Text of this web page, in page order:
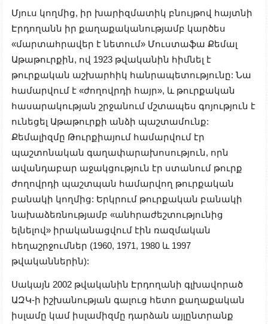
Մյուս կողմից, իր խարիզմատիկ բնույթով հայտնի
Էրդողանն իր քաղաքականությամբ կարծես
«մարտահրավեր է նետում» Մուստաֆա Քեմալ
Աթաթուրքին, ով 1923 թվականին հիմնել է
թուրքական աշխարհիկ հանրապետությունը: Նա
համարվում է «ժողովրդի հայր», և թուրքական
հասարակության շրջանում մշտապես գոյություն է
ունեցել Աթաթուրքի անձի պաշտամունք:
Քեմալիզմը Թուրքիայում համարվում էր
պաշտոնական գաղափարախոսություն, որն
ավանդաբար աջակցություն էր ստանում թուրք
ժողովրդի պաշտպան համարվող թուրքական
բանակի կողմից: Երկրում թուրքական բանակի
նախաձեռնությամբ «անհրաժեշտությունից
ելնելով» իրականացվում էին ռազմական
հեղաշրջումներ (1960, 1971, 1980 և 1997
թվականներին):
Սակայն 2002 թվականին Էրդողանի գլխավորած
ԱԶԿ-ի իշխանության գալուց հետո քաղաքական
իսլամը կամ իսլամիզմը դարձան այլընտրանք